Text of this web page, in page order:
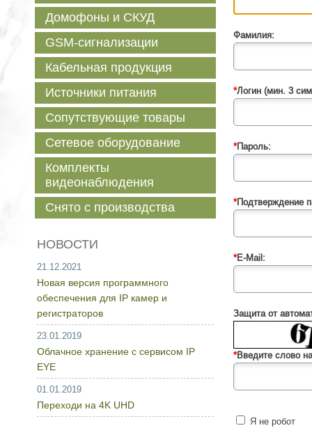
Фамилия:
*Логин (мин. 3
*Пароль:
*Подтверждение
*E-Mail:
Защита от
*Введите слово
Я не робот
Домофоны и СКУД
GSM-сигнализации
Кабельная продукция
Источники питания
Сопутствующие товары
Сетевое оборудование
Комплекты
видеонаблюдения
Снято с производства
НОВОСТИ
21.12.2021
Новая версия программного
обеспечения для IP камер и
регистраторов
23.01.2019
Облачное хранение с сервисом IP
EYE
01.01.2019
Переходи на 4K UHD